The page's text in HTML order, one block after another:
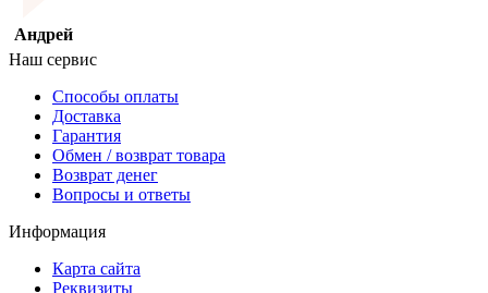
Андрей
Наш сервис
Способы оплаты
Доставка
Гарантия
Обмен / возврат товара
Возврат денег
Вопросы и ответы
Информация
Карта сайта
Реквизиты